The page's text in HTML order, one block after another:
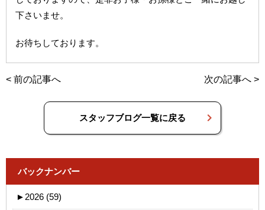
下さいませ。
お待ちしております。
< 前の記事へ 次の記事へ >
スタッフブログ一覧に戻る
バックナンバー
► 2026 (59)